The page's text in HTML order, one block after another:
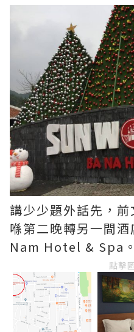
講少少題外話先，
喺第二晚轉另一間
Nam Hotel & Spa。
點擊